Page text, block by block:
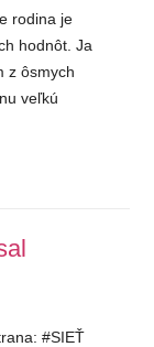
rodina je
hodnôt. Ja
z ôsmych
veľkú
#SIEŤ